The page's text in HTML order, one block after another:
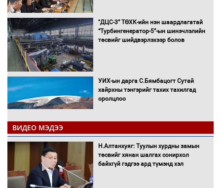
"ДЦС-3” ТӨХК-ийн нэн шаардлагатай
“Турбингенератор-5”-ын шинэчлэлийн
төсвийг шийдвэрлэхээр болов
УИХ-ын дарга С.Бямбацогт Сутай
хайрхны тэнгэрийг тахих тахилгад
оролцлоо
С.Амарсайхан: Иргэдийг хохироосон
ААН-ийн нуугтмал хөрөнгийг
битүүмжлэнэ
ВИДЕО МЭДЭЭ
Н.Алтанхуяг: Туулын хурдны замын
төсвийг хянан шалгах сонирхол
байхгүй гэдгээ ард түмэнд хэл